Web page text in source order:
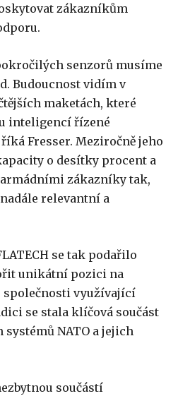
zákazníkům
senzorů musíme
Budoucnost vidím v
maketách, které
inteligencí řízené
Fresser. Meziročně jeho
o desítky procent a
zákazníky tak,
relevantní a
se tak podařilo
unikátní pozici na
společnosti využívající
se stala klíčová součást
NATO a jejich
součástí